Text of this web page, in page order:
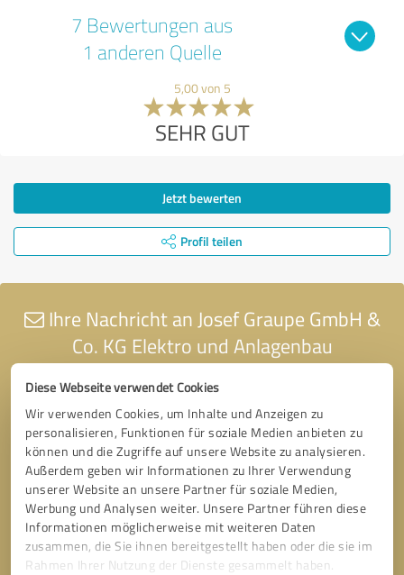
Diese Webseite verwendet Cookies
Wir verwenden Cookies, um Inhalte und Anzeigen zu
personalisieren, Funktionen für soziale Medien anbieten zu
können und die Zugriffe auf unsere Website zu analysieren.
Außerdem geben wir Informationen zu Ihrer Verwendung
unserer Website an unsere Partner für soziale Medien,
Werbung und Analysen weiter. Unsere Partner führen diese
Informationen möglicherweise mit weiteren Daten
zusammen, die Sie ihnen bereitgestellt haben oder die sie im
Rahmen Ihrer Nutzung der Dienste gesammelt haben.
7 Bewertungen aus
1 anderen Quelle
5,00 von 5
SEHR GUT
Jetzt bewerten
Profil teilen
Ihre Nachricht an Josef Graupe GmbH &
Co. KG Elektro und Anlagenbau